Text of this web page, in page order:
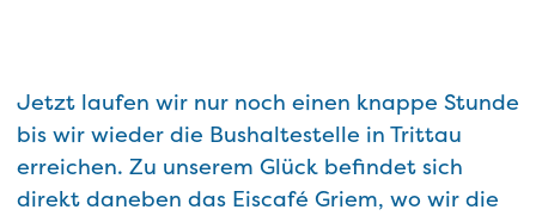
Jetzt laufen wir nur noch einen knappe Stunde
bis wir wieder die Bushaltestelle in Trittau
erreichen. Zu unserem Glück befindet sich
direkt daneben das Eiscafé Griem, wo wir die